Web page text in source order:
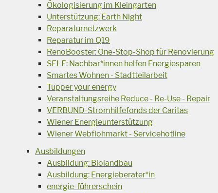
Ökologisierung im Kleingarten
Unterstützung: Earth Night
Reparaturnetzwerk
Reparatur im Q19
RenoBooster: One-Stop-Shop für Renovierung
SELF: Nachbar*innen helfen Energiesparen
Smartes Wohnen - Stadtteilarbeit
Tupper your energy
Veranstaltungsreihe Reduce - Re-Use - Repair
VERBUND-Stromhilfefonds der Caritas
Wiener Energieunterstützung
Wiener Webflohmarkt - Servicehotline
Ausbildungen
Ausbildung: Biolandbau
Ausbildung: Energieberater*in
energie-führerschein